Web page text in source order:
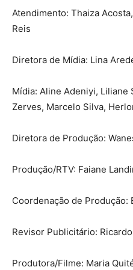
Atendimento: Thaiza
Reis
Diretora de Mídia: Lina
Mídia: Aline Adeniyi, Liliane
Zerves, Marcelo Silva,
Diretora de Produção:
Produção/RTV: Faiane
Coordenação de Produção:
Revisor Publicitário:
Produtora/Filme: Maria